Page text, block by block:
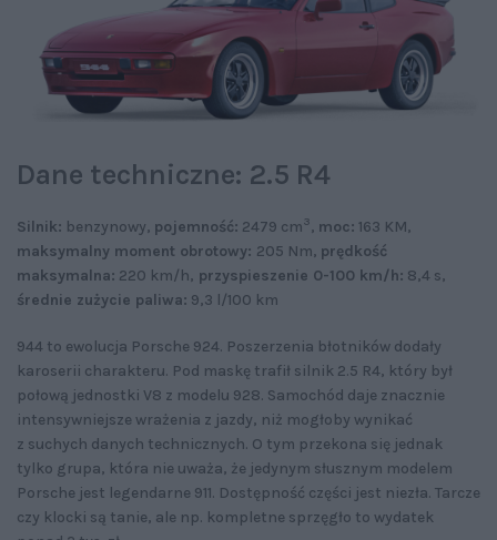
Dane techniczne: 2.5 R4
Silnik: benzynowy, pojemność: 2479 cm3, moc: 163 KM,
maksymalny moment obrotowy: 205 Nm, prędkość
maksymalna: 220 km/h, przyspieszenie 0-100 km/h: 8,4 s,
średnie zużycie paliwa: 9,3 l/100 km
944 to ewolucja Porsche 924. Poszerzenia błotników dodały
karoserii charakteru. Pod maskę trafił silnik 2.5 R4, który był
połową jednostki V8 z modelu 928. Samochód daje znacznie
intensywniejsze wrażenia z jazdy, niż mogłoby wynikać
z suchych danych technicznych. O tym przekona się jednak
tylko grupa, która nie uważa, że jedynym słusznym modelem
Porsche jest legendarne 911. Dostępność części jest niezła. Tarcze
czy klocki są tanie, ale np. kompletne sprzęgło to wydatek